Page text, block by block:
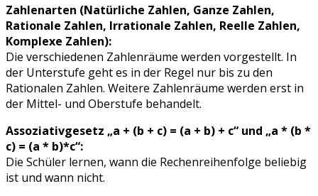
Zahlenarten (Natürliche Zahlen, Ganze Zahlen,
Rationale Zahlen, Irrationale Zahlen, Reelle Zahlen,
Komplexe Zahlen):
Die verschiedenen Zahlenräume werden vorgestellt. In
der Unterstufe geht es in der Regel nur bis zu den
Rationalen Zahlen. Weitere Zahlenräume werden erst in
der Mittel- und Oberstufe behandelt.
Assoziativgesetz „a + (b + c) = (a + b) + c“ und „a * (b *
c) = (a * b)*c“:
Die Schüler lernen, wann die Rechenreihenfolge beliebig
ist und wann nicht.